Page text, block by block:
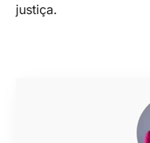
justiça.